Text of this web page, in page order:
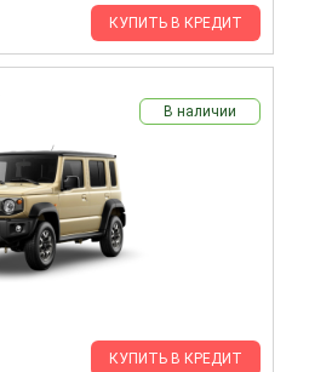
КУПИТЬ В КРЕДИТ
В наличии
КУПИТЬ В КРЕДИТ